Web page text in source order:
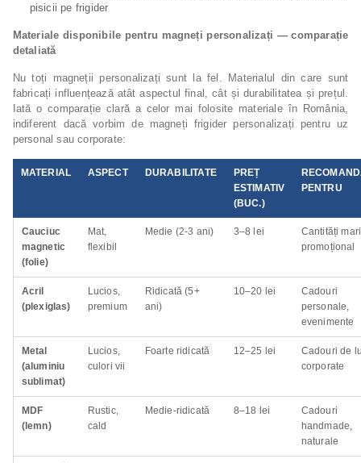
pisicii pe frigider
Materiale disponibile pentru magneți personalizați — comparație
detaliată
Nu toți magneții personalizați sunt la fel. Materialul din care sunt
fabricați influențează atât aspectul final, cât și durabilitatea și prețul.
Iată o comparație clară a celor mai folosite materiale în România,
indiferent dacă vorbim de magneți frigider personalizați pentru uz
personal sau corporate:
MATERIAL ASPECT DURABILITATE
PREȚ
ESTIMATIV
(BUC.)
PENTRU
Cauciuc
magnetic
(folie)
Mat,
flexibil
Medie (2-3 ani) 3–8 lei
Cantități
promoțional
Acril
(plexiglas)
Lucios,
premium
Ridicată (5+
ani)
10–20 lei
Cadouri
personale,
evenimente
Metal
(aluminiu
sublimat)
Lucios,
culori vii
Foarte ridicată 12–25 lei
Cadouri de
corporate
MDF
(lemn)
Rustic,
cald
Medie-ridicată 8–18 lei
Cadouri
handmade,
naturale